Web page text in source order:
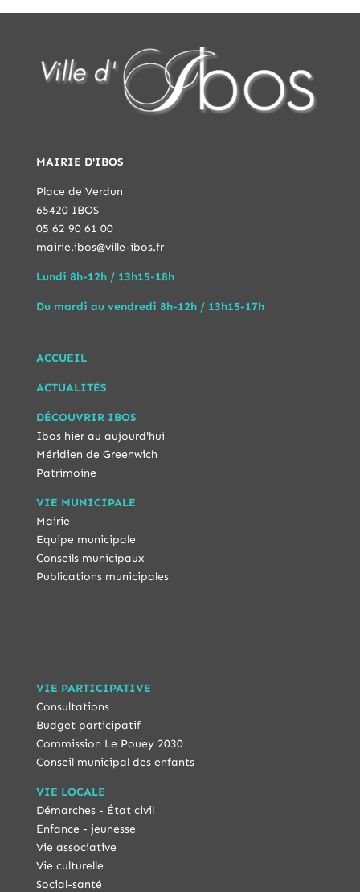
MAIRIE D'IBOS
Place de Verdun
65420 IBOS
05 62 90 61 00
mairie.ibos@ville-ibos.fr
Lundi 8h-12h / 13h15-18h
Du mardi au vendredi 8h-12h / 13h15-17h
ACCUEIL
ACTUALITÉS
DÉCOUVRIR IBOS
Ibos hier au aujourd'hui
Méridien de Greenwich
Patrimoine
VIE MUNICIPALE
Mairie
Equipe municipale
Conseils municipaux
Publications municipales
VIE PARTICIPATIVE
Consultations
Budget participatif
Commission Le Pouey 2030
Conseil municipal des enfants
VIE LOCALE
Démarches - État civil
Enfance - jeunesse
Vie associative
Vie culturelle
Social-santé